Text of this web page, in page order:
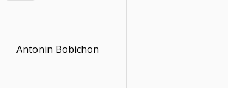
Antonin Bobichon